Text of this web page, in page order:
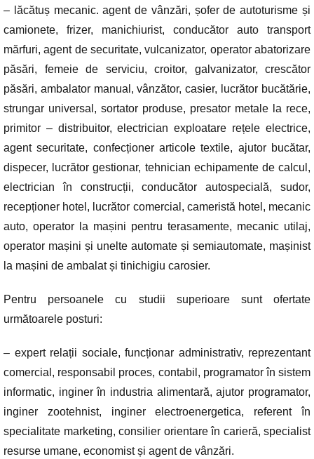
– lăcătuș mecanic. agent de vânzări, șofer de autoturisme și
camionete, frizer, manichiurist, conducător auto transport
mărfuri, agent de securitate, vulcanizator, operator abatorizare
păsări, femeie de serviciu, croitor, galvanizator, crescător
păsări, ambalator manual, vânzător, casier, lucrător bucătărie,
strungar universal, sortator produse, presator metale la rece,
primitor – distribuitor, electrician exploatare rețele electrice,
agent securitate, confecționer articole textile, ajutor bucătar,
dispecer, lucrător gestionar, tehnician echipamente de calcul,
electrician în construcții, conducător autospecială, sudor,
recepționer hotel, lucrător comercial, cameristă hotel, mecanic
auto, operator la mașini pentru terasamente, mecanic utilaj,
operator mașini și unelte automate și semiautomate, mașinist
la mașini de ambalat și tinichigiu carosier.
Pentru persoanele cu studii superioare sunt ofertate
următoarele posturi:
– expert relații sociale, funcționar administrativ, reprezentant
comercial, responsabil proces, contabil, programator în sistem
informatic, inginer în industria alimentară, ajutor programator,
inginer zootehnist, inginer electroenergetica, referent în
specialitate marketing, consilier orientare în carieră, specialist
resurse umane, economist și agent de vânzări.